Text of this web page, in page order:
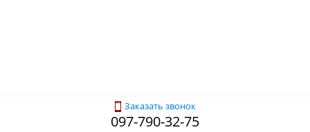
Заказать звонок
097-790-32-75